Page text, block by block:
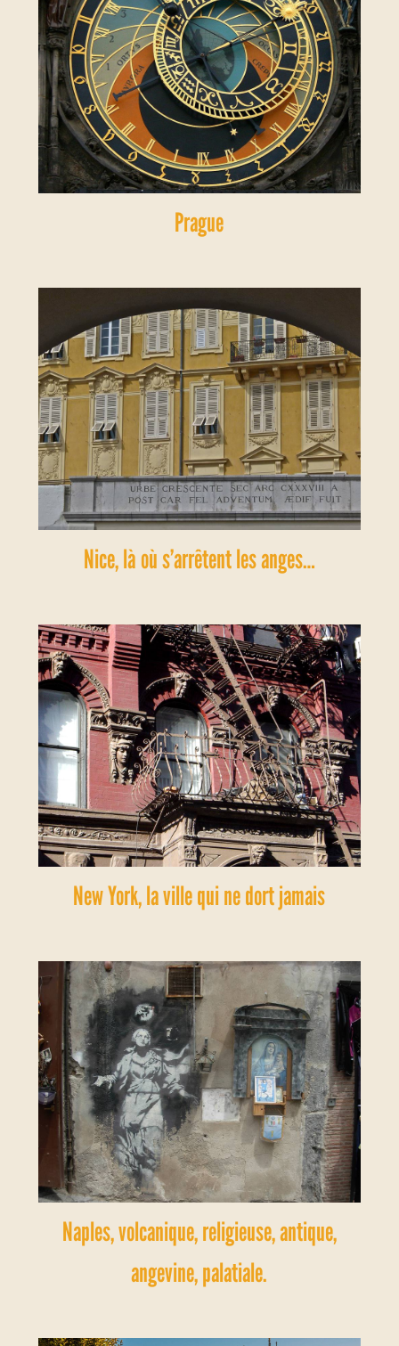
Prague
Nice, là où s’arrêtent les anges…
New York, la ville qui ne dort jamais
Naples, volcanique, religieuse, antique,
angevine, palatiale.